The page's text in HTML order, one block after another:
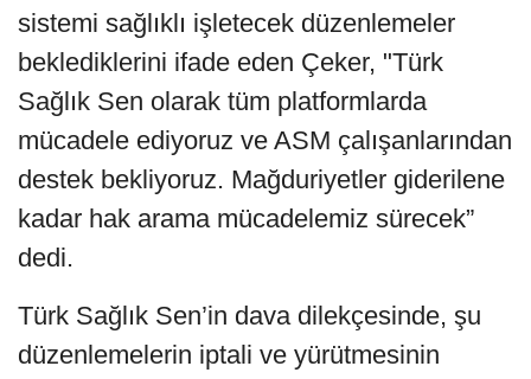
sistemi sağlıklı işletecek düzenlemeler
beklediklerini ifade eden Çeker, "Türk
Sağlık Sen olarak tüm platformlarda
mücadele ediyoruz ve ASM çalışanlarından
destek bekliyoruz. Mağduriyetler giderilene
kadar hak arama mücadelemiz sürecek”
dedi.
Türk Sağlık Sen’in dava dilekçesinde, şu
düzenlemelerin iptali ve yürütmesinin